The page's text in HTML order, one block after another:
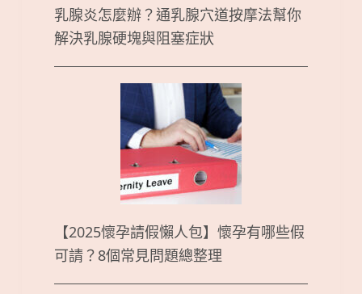
乳腺炎怎麼辦？通乳腺穴道按摩法幫你
解決乳腺硬塊與阻塞症狀
【2025懷孕請假懶人包】懷孕有哪些假
可請？8個常見問題總整理